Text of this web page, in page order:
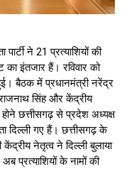
ने 21 प्रत्याशियों की
का इंतजार हैं। रविवार को
बैठक में प्रधानमंत्री नरेंद्र
राजनाथ सिंह और केंद्रीय
छत्तीसगढ़ से प्रदेश अध्यक्ष
दिल्ली गए हैं। छत्तीसगढ़ के
नेतृत्व ने दिल्ली बुलाया
प्रत्याशियों के नामों की